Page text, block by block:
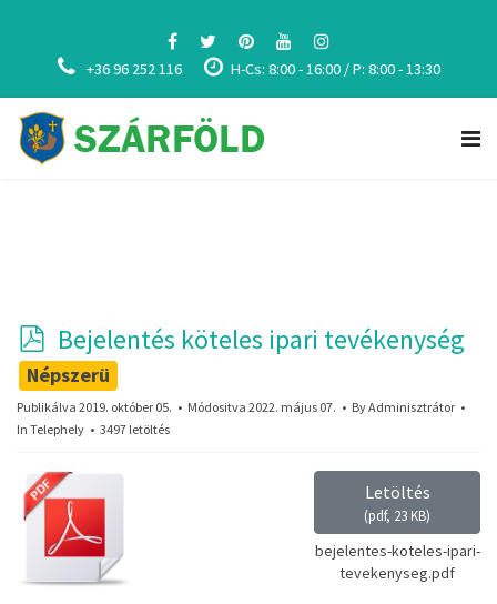
+36 96 252 116 H-Cs: 8:00 - 16:00 / P: 8:00 - 13:30
p
d
f
Bejelentés köteles ipari tevékenység
Népszerü
Publikálva 2019. október 05. Módositva 2022. május 07. ByAdminisztrátor
In Telephely 3497 letöltés
Letöltés
(pdf, 23 KB)
bejelentes-koteles-ipari-
tevekenyseg.pdf